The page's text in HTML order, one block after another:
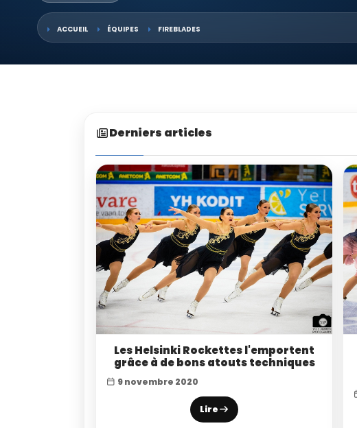
ACCUEIL ÉQUIPES FIREBLADES
Derniers articles
Les Helsinki Rockettes l'emportent
grâce à de bons atouts techniques
9 novembre 2020
Lire